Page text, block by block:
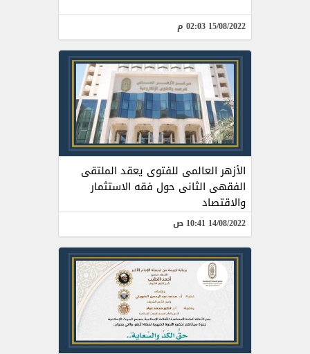
15/08/2022 02:03 م
الأزهر العالمى للفتوى يعقد الملتقى
الفقهى الثانى حول فقه الاستثمار
والاقتصاد
14/08/2022 10:41 ص